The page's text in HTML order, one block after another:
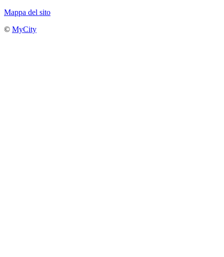
Mappa del sito
© MyCity